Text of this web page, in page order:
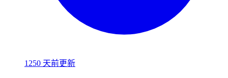
1250 天前更新